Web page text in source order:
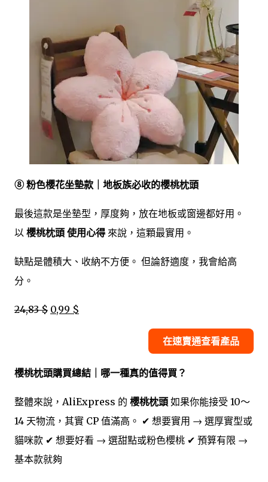
⑧ 粉色櫻花坐墊款｜地板族必收的櫻桃枕頭
最後這款是坐墊型，厚度夠，放在地板或窗邊都好用。
以 櫻桃枕頭 使用心得 來說，這顆最實用。
缺點是體積大、收納不方便。 但論舒適度，我會給高
分。
24,83 $ 0,99 $
在速賣通查看產品
櫻桃枕頭購買總結｜哪一種真的值得買？
整體來說，AliExpress 的 櫻桃枕頭 如果你能接受 10～
14 天物流，其實 CP 值滿高。 ✔ 想要實用 → 選厚實型或
貓咪款 ✔ 想要好看 → 選甜點或粉色櫻桃 ✔ 預算有限 →
基本款就夠